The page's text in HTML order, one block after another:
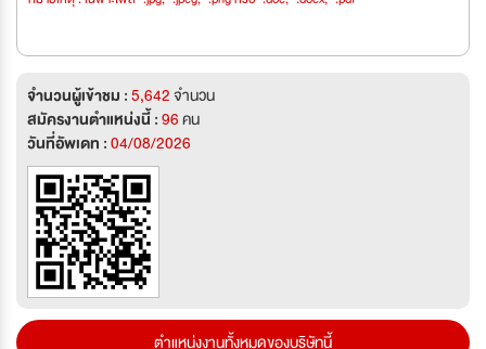
จำนวนผู้เข้าชม :5,642จำนวน
สมัครงานตำแหน่งนี้ :96คน
วันที่อัพเดท :04/08/2026
ตำแหน่งงานทั้งหมดของบริษัทนี้